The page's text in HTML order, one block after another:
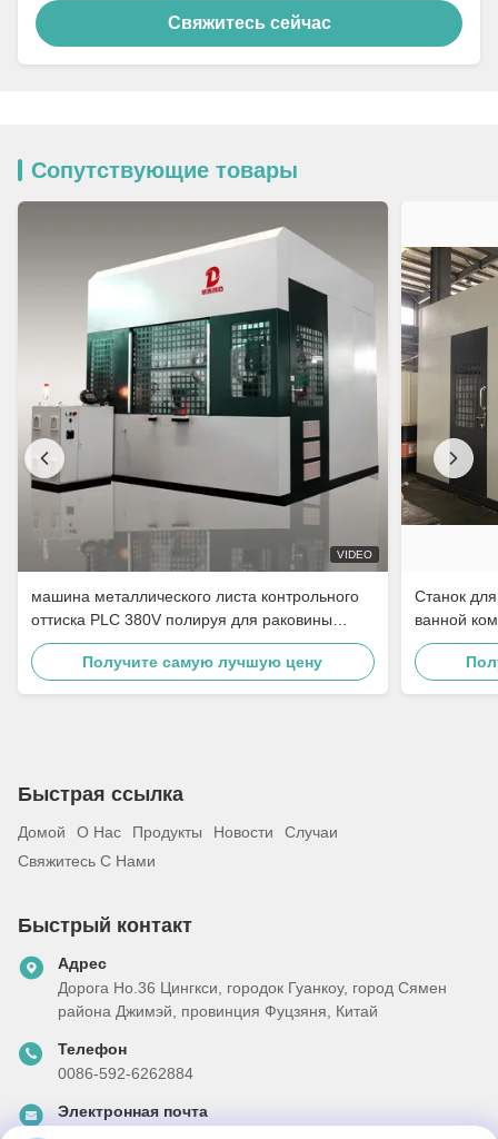
Свяжитесь сейчас
Сопутствующие товары
VIDEO
машина металлического листа контрольного
оттиска PLC 380V полируя для раковины
нержавеющей стали
Получите самую лучшую цену
Станок
ванной
стали
Быстрая ссылка
Домой О Нас Продукты Новости
Случаи
Свяжитесь С Нами
Быстрый контакт
Адрес
Дорога Но.36 Цингкси, городок Гуанкоу, город Сямен
района Джимэй, провинция Фуцзяня, Китай
Телефон
0086-592-6262884
Электронная почта